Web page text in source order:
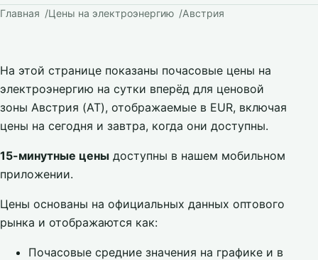
Главная Цены на электроэнергию Австрия
На этой странице показаны почасовые цены на
электроэнергию на сутки вперёд для ценовой
зоны Австрия (AT), отображаемые в EUR, включая
цены на сегодня и завтра, когда они доступны.
15-минутные цены доступны в нашем мобильном
приложении.
Цены основаны на официальных данных оптового
рынка и отображаются как:
Почасовые средние значения на графике и в